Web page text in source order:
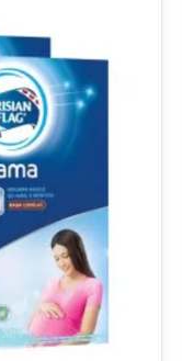
dalam susu
lelah selama